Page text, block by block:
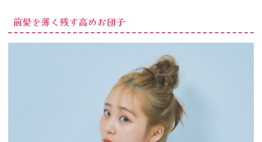
前髪を薄く残す高めお団子